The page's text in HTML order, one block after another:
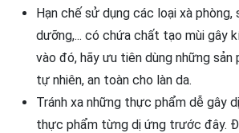
Hạn chế sử dụng các loại xà phòng,
dưỡng,... có chứa chất tạo mùi gây
vào đó, hãy ưu tiên dùng những sản
tự nhiên, an toàn cho làn da.
Tránh xa những thực phẩm dễ gây
thực phẩm từng dị ứng trước đây.